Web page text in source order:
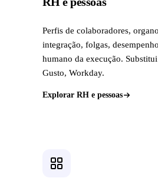
Perfis de colaboradores,
integração, folgas,
humano da execução.
Gusto, Workday.
Explorar RH e pessoas